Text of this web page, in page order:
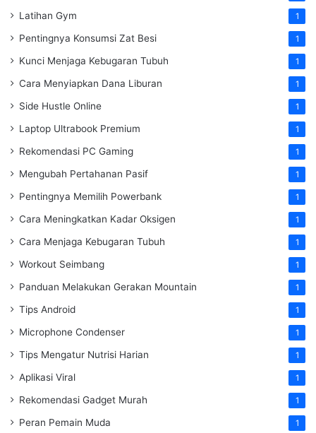
Latihan Gym 1
Pentingnya Konsumsi Zat Besi 1
Kunci Menjaga Kebugaran Tubuh 1
Cara Menyiapkan Dana Liburan 1
Side Hustle Online 1
Laptop Ultrabook Premium 1
Rekomendasi PC Gaming 1
Mengubah Pertahanan Pasif 1
Pentingnya Memilih Powerbank 1
Cara Meningkatkan Kadar Oksigen 1
Cara Menjaga Kebugaran Tubuh 1
Workout Seimbang 1
Panduan Melakukan Gerakan Mountain 1
Tips Android 1
Microphone Condenser 1
Tips Mengatur Nutrisi Harian 1
Aplikasi Viral 1
Rekomendasi Gadget Murah 1
Peran Pemain Muda 1